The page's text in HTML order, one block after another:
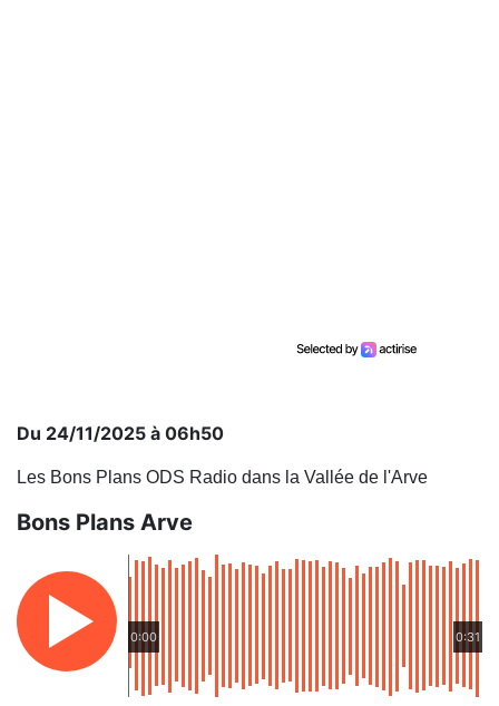
Du 24/11/2025 à 06h50
Les Bons Plans ODS Radio dans la Vallée de l'Arve
Bons Plans Arve
0:00 0:31